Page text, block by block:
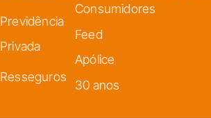
Previdência
Privada
Resseguros
Consumidores
Feed
Apólice
30 anos